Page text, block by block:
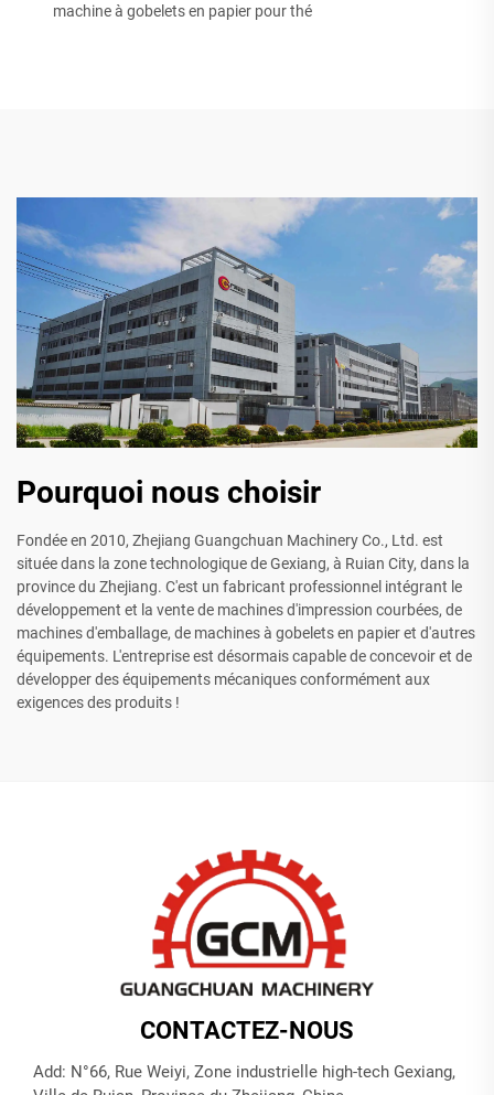
machine à gobelets en papier pour thé
Pourquoi nous choisir
Fondée en 2010, Zhejiang Guangchuan Machinery Co., Ltd. est
située dans la zone technologique de Gexiang, à Ruian City, dans la
province du Zhejiang. C'est un fabricant professionnel intégrant le
développement et la vente de machines d'impression courbées, de
machines d'emballage, de machines à gobelets en papier et d'autres
équipements. L'entreprise est désormais capable de concevoir et de
développer des équipements mécaniques conformément aux
exigences des produits !
CONTACTEZ-NOUS
Add: N°66, Rue Weiyi, Zone industrielle high-tech Gexiang,